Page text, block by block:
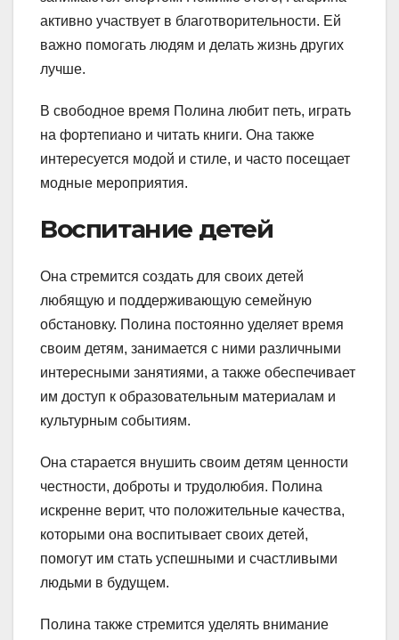
активно участвует в благотворительности. Ей
важно помогать людям и делать жизнь других
лучше.
В свободное время Полина любит петь, играть
на фортепиано и читать книги. Она также
интересуется модой и стиле, и часто посещает
модные мероприятия.
Воспитание детей
Она стремится создать для своих детей
любящую и поддерживающую семейную
обстановку. Полина постоянно уделяет время
своим детям, занимается с ними различными
интересными занятиями, а также обеспечивает
им доступ к образовательным материалам и
культурным событиям.
Она старается внушить своим детям ценности
честности, доброты и трудолюбия. Полина
искренне верит, что положительные качества,
которыми она воспитывает своих детей,
помогут им стать успешными и счастливыми
людьми в будущем.
Полина также стремится уделять внимание